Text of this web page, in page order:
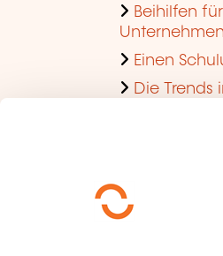
Beihilfen
Unternehmen
Einen
Die Trends